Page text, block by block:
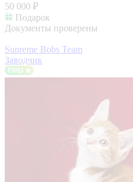
50 000 ₽
Подарок
Документы проверены
Supreme Bobs Team
Заводчик